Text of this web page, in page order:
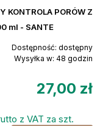
KONTROLA PORÓW Z
ml - SANTE
Dostępność: dostępny
Wysyłka w: 48 godzin
27,00 zł
z VAT za szt.